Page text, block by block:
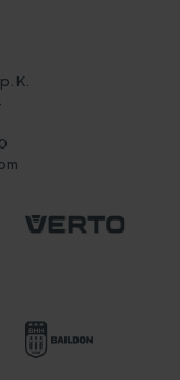
K.